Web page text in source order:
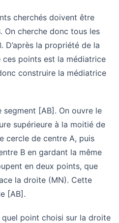
cherchés doivent être
On cherche donc tous les
D’après la propriété de la
ces points est la médiatrice
construire la médiatrice
[AB]. On ouvre le
supérieure à la moitié de
cercle de centre A, puis
B en gardant la même
en deux points, que
la droite (MN). Cette
[AB].
point choisi sur la droite